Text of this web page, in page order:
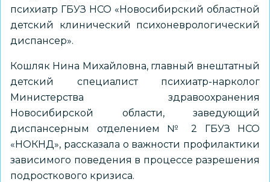
психиатр ГБУЗ НСО «Новосибирский областной
детский клинический психоневрологический
диспансер».
Кошляк Нина Михайловна, главный внештатный
детский специалист психиатр-нарколог
Министерства здравоохранения
Новосибирской области, заведующий
диспансерным отделением № 2 ГБУЗ НСО
«НОКНД», рассказала о важности профилактики
зависимого поведения в процессе разрешения
подросткового кризиса.